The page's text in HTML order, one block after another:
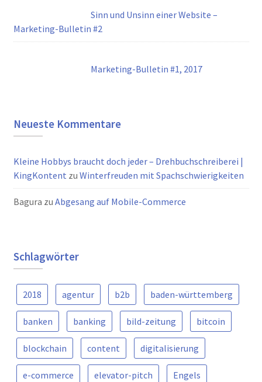
Sinn und Unsinn einer Website –
Marketing-Bulletin #2
Marketing-Bulletin #1, 2017
Neueste Kommentare
Kleine Hobbys braucht doch jeder – Drehbuchschreiberei |
KingKontent zu Winterfreuden mit Spachschwierigkeiten
Bagura zu Abgesang auf Mobile-Commerce
Schlagwörter
2018 agentur b2b baden-württemberg
banken banking bild-zeitung bitcoin
blockchain content digitalisierung
e-commerce elevator-pitch Engels